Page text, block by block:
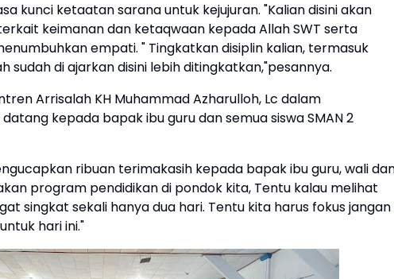
kunci ketaatan sarana untuk kejujuran. "Kalian disini akan
keimanan dan ketaqwaan kepada Allah SWT serta
empati. " Tingkatkan disiplin kalian, termasuk
sudah di ajarkan disini lebih ditingkatkan,"pesannya.
Arrisalah KH Muhammad Azharulloh, Lc dalam
kepada bapak ibu guru dan semua siswa SMAN 2
ribuan terimakasih kepada bapak ibu guru, wali
program pendidikan di pondok kita, Tentu kalau melihat
singkat sekali hanya dua hari. Tentu kita harus fokus jangan
hari ini."